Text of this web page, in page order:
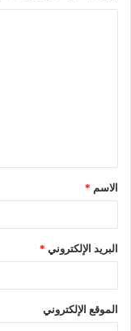
الاسم *
البريد الإلكتروني *
الموقع الإلكتروني